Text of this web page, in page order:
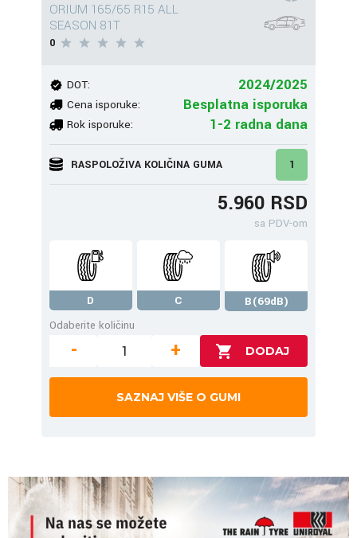
ORIUM 165/65 R15 ALL
SEASON 81T
0
DOT: 2024/2025
Cena isporuke: Besplatna isporuka
Rok isporuke: 1-2 radna dana
RASPOLOŽIVA KOLIČINA GUMA 1
5.960 RSD
sa PDV-om
D C
B(69dB)
Odaberite količinu
- +
SAZNAJ VIŠE O GUMI